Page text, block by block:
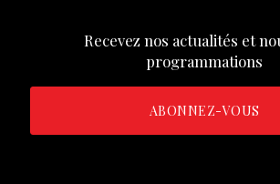
Recevez nos actualités et
programmations
ABONNEZ-VOUS